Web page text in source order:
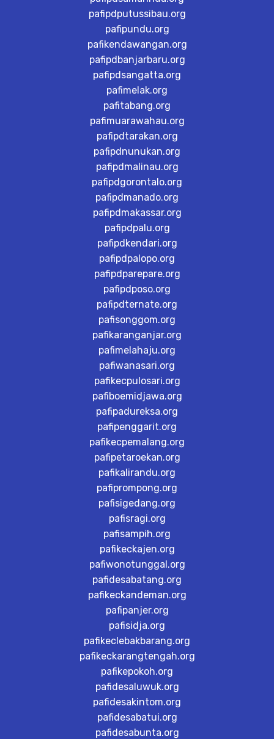
pafipdputussibau.org
pafipundu.org
pafikendawangan.org
pafipdbanjarbaru.org
pafipdsangatta.org
pafimelak.org
pafitabang.org
pafimuarawahau.org
pafipdtarakan.org
pafipdnunukan.org
pafipdmalinau.org
pafipdgorontalo.org
pafipdmanado.org
pafipdmakassar.org
pafipdpalu.org
pafipdkendari.org
pafipdpalopo.org
pafipdparepare.org
pafipdposo.org
pafipdternate.org
pafisonggom.org
pafikaranganjar.org
pafimelahaju.org
pafiwanasari.org
pafikecpulosari.org
pafiboemidjawa.org
pafipadureksa.org
pafipenggarit.org
pafikecpemalang.org
pafipetaroekan.org
pafikalirandu.org
pafiprompong.org
pafisigedang.org
pafisragi.org
pafisampih.org
pafikeckajen.org
pafiwonotunggal.org
pafidesabatang.org
pafikeckandeman.org
pafipanjer.org
pafisidja.org
pafikeclebakbarang.org
pafikeckarangtengah.org
pafikepokoh.org
pafidesaluwuk.org
pafidesakintom.org
pafidesabatui.org
pafidesabunta.org